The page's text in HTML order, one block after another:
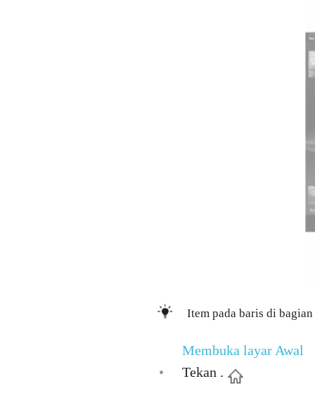
Item pada baris di
Membuka layar Awal
•
Tekan .